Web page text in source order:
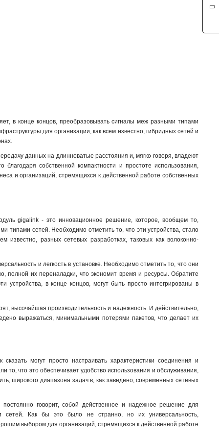
в конце концов, преобразовывать сигналы меж разными типами
для организации, как всем известно, гибридных сетей и
данных на длинноватые расстояния и, мягко говоря, владеют
собственной компактности и простоте использования,
и организаций, стремящихся к действенной работе собственных
gigalink - это инновационное решение, которое, вообщем то,
типами сетей. Необходимо отметить то, что эти устройства, стало
разных сетевых разработках, таковых как волоконно-
и легкость в установке. Необходимо отметить то, что они
полной их переналадки, что экономит время и ресурсы. Обратите
устройства, в конце концов, могут быть просто интегрированы в
высочайшая производительность и надежность. И действительно,
выражаться, минимальными потерями пакетов, что делает их
могут просто настраивать характеристики соединения и
что это обеспечивает удобство использования и обслуживания,
широкого диапазона задач в, как заведено, современных сетевых
говорит, собой действенное и надежное решение для
сетей. Как бы это было не странно, но их универсальность,
выбором для организаций, стремящихся к действенной работе